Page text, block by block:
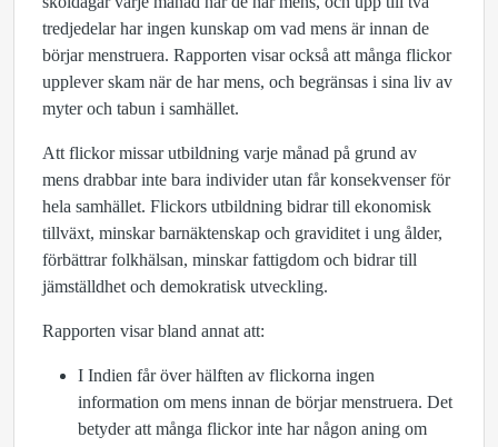
tredjedelar har ingen kunskap om vad mens är innan de
börjar menstruera. Rapporten visar också att många flickor
upplever skam när de har mens, och begränsas i sina liv av
myter och tabun i samhället.
Att flickor missar utbildning varje månad på grund av
mens drabbar inte bara individer utan får konsekvenser för
hela samhället. Flickors utbildning bidrar till ekonomisk
tillväxt, minskar barnäktenskap och graviditet i ung ålder,
förbättrar folkhälsan, minskar fattigdom och bidrar till
jämställdhet och demokratisk utveckling.
Rapporten visar bland annat att:
I Indien får över hälften av flickorna ingen
information om mens innan de börjar menstruera. Det
betyder att många flickor inte har någon aning om